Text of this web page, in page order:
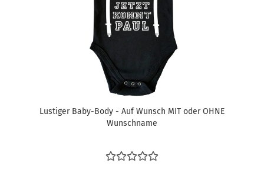
Lustiger Baby-Body - Auf Wunsch MIT oder OHNE
Wunschname